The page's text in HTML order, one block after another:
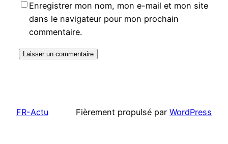
Enregistrer mon nom, mon e-mail et mon site
dans le navigateur pour mon prochain
commentaire.
FR-Actu Fièrement propulsé par WordPress